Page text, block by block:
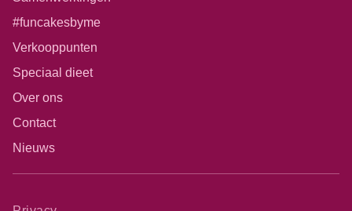
#funcakesbyme
Verkooppunten
Speciaal dieet
Over ons
Contact
Nieuws